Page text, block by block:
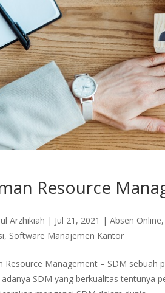
Resource
Arzhikiah | Jul 21, 2021 |Absen Online,
, Software Manajemen Kantor
Resource Management – SDM sebuah
SDM yang berkualitas tentunya